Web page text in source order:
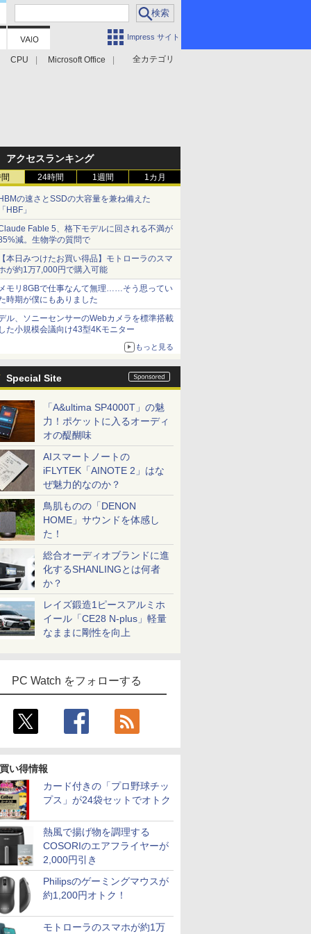
Impress サイト
全カテゴリ
CPU Microsoft Office
アクセスランキング
24時間 1週間 1カ月
の速さとSSDの大容量を兼ね備えた
HBF」
Fable 5、格下モデルに回される不満が
減。生物学の質問で
本日みつけたお買い得品】モトローラのスマ
が約1万7,000円で購入可能
モリ8GBで仕事なんて無理……そう思ってい
時期が僕にもありました
ル、ソニーセンサーのWebカメラを標準搭載
た小規模会議向け43型4Kモニター
もっと見る
Special Site
「A&ultima SP4000T」の魅
力！ポケットに入るオーディ
オの醍醐味
AIスマートノートの
iFLYTEK「AINOTE 2」はな
ぜ魅力的なのか？
鳥肌ものの「DENON
HOME」サウンドを体感し
た！
総合オーディオブランドに進
化するSHANLINGとは何者
か？
レイズ鍛造1ピースアルミホ
イール「CE28 N-plus」軽量
なままに剛性を向上
PC Watch をフォローする
い得情報
カード付きの「プロ野球チッ
プス」が24袋セットでオトク
熱風で揚げ物を調理する
COSORIのエアフライヤーが
2,000円引き
Philipsのゲーミングマウスが
約1,200円オトク！
モトローラのスマホが約1万